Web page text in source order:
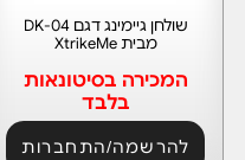
שולחן גיימינג דגם DK-04
מבית XtrikeMe
המכירה בסיטונאות
בלבד
להרשמה/התחברות